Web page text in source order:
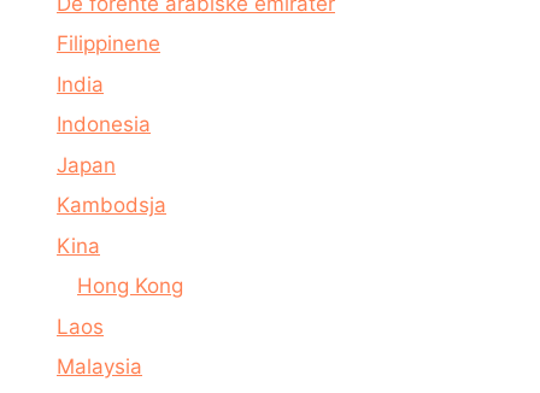
Filippinene
India
Indonesia
Japan
Kambodsja
Kina
Hong Kong
Laos
Malaysia